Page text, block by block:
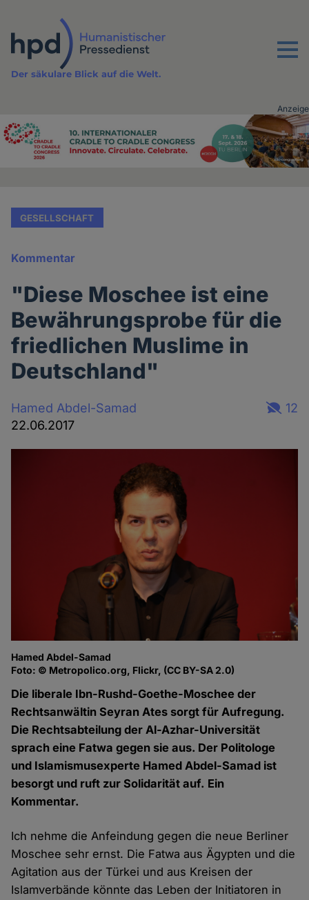
Inhalt
Menu
Der säkulare Blick auf die Welt.
Advertising
Anzeige
GESELLSCHAFT
Kommentar
"Diese Moschee ist eine
Bewährungsprobe für die
friedlichen Muslime in
Deutschland"
Hamed Abdel-Samad
22.06.2017
12
Hamed Abdel-Samad
Foto: © Metropolico.org, Flickr, (CC BY-SA 2.0)
Die liberale Ibn-Rushd-Goethe-Moschee der
Rechtsanwältin Seyran Ates sorgt für Aufregung.
Die Rechtsabteilung der Al-Azhar-Universität
sprach eine Fatwa gegen sie aus. Der Politologe
und Islamismusexperte Hamed Abdel-Samad ist
besorgt und ruft zur Solidarität auf. Ein
Kommentar.
Ich nehme die Anfeindung gegen die neue Berliner
Moschee sehr ernst. Die Fatwa aus Ägypten und die
Agitation aus der Türkei und aus Kreisen der
Islamverbände könnte das Leben der Initiatoren in